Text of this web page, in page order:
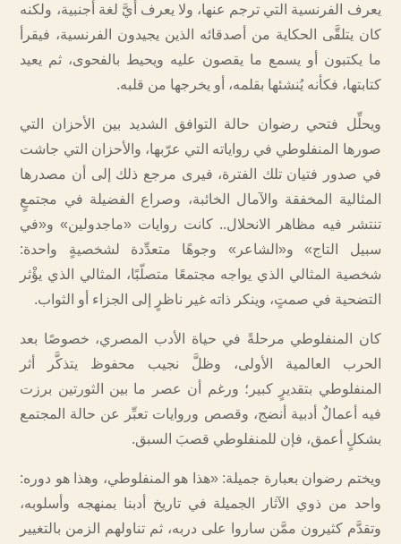
يعرف الفرنسية التي ترجم عنها، ولا يعرف أيَّ لغة أجنبية، ولكنه
كان يتلقَّى الحكاية من أصدقائه الذين يجيدون الفرنسية، فيقرأ
ما يكتبون أو يسمع ما يقصون عليه ويحيط بالفحوى، ثم يعيد
كتابتها، فكأنه يُنشئها بقلمه، أو يخرجها من قلبه.
ويحلِّل فتحي رضوان حالة التوافق الشديد بين الأحزان التي
صورها المنفلوطي في رواياته التي عرّبها، والأحزان التي جاشت
في صدور فتيان تلك الفترة، فيرى مرجع ذلك إلى أن مصدرها
المثالية المخفقة والآمال الخائبة، وصراع الفضيلة في مجتمعٍ
تنتشر فيه مظاهر الانحلال.. كانت روايات «ماجدولين» و«في
سبيل التاج» و«الشاعر» وجوهًا متعدِّدة لشخصيةٍ واحدة:
شخصية المثالي الذي يواجه مجتمعًا متصلّبًا، المثالي الذي يؤْثر
التضحية في صمتٍ، وينكر ذاته غير ناظرٍ إلى الجزاء أو الثواب.
كان المنفلوطي مرحلةً في حياة الأدب المصري، خصوصًا بعد
الحرب العالمية الأولى، وظلَّ نجيب محفوظ يتذكَّر أثر
المنفلوطي بتقديرٍ كبير؛ ورغم أن عصر ما بين الثورتين برزت
فيه أعمالٌ أدبية أنضج، وقصص وروايات تعبِّر عن حالة المجتمع
بشكلٍ أعمق، فإن للمنفلوطي قصبَ السبق.
ويختم رضوان بعبارة جميلة: «هذا هو المنفلوطي، وهذا هو دوره:
واحد من ذوي الآثار الجميلة في تاريخ أدبنا بمنهجه وأسلوبه،
وتقدَّم كثيرون ممَّن ساروا على دربه، ثم تناولهم الزمن بالتغيير